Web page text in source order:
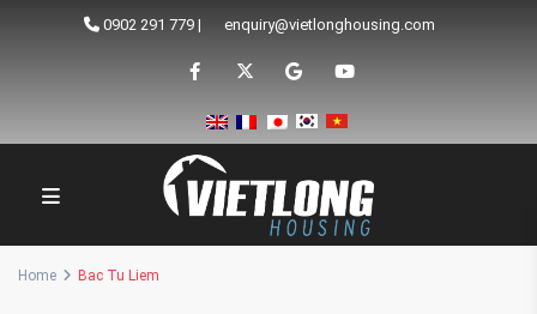
0902 291 779 | enquiry@vietlonghousing.com
Home Bac Tu Liem